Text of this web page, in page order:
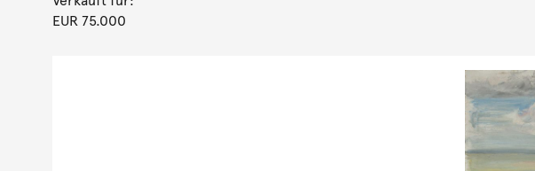
EUR 75.000